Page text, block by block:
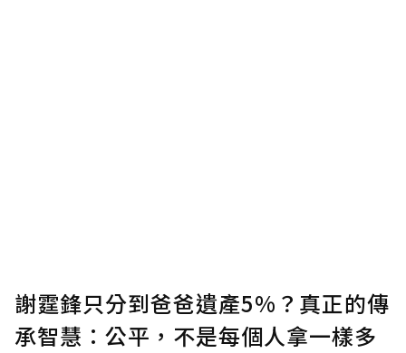
謝霆鋒只分到爸爸遺產5%？真正的傳
承智慧：公平，不是每個人拿一樣多